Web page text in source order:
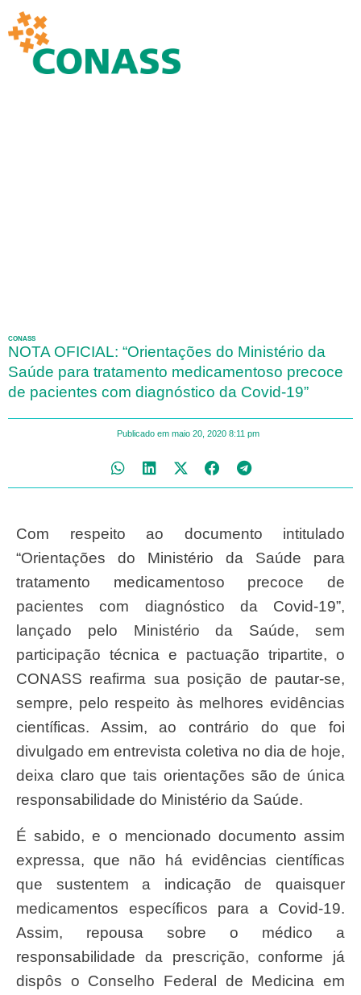
CONASS
NOTA OFICIAL: “Orientações do Ministério da
Saúde para tratamento medicamentoso precoce
de pacientes com diagnóstico da Covid-19”
Publicado em maio 20, 2020 8:11 pm
Com respeito ao documento intitulado
“Orientações do Ministério da Saúde para
tratamento medicamentoso precoce de
pacientes com diagnóstico da Covid-19”,
lançado pelo Ministério da Saúde, sem
participação técnica e pactuação tripartite, o
CONASS reafirma sua posição de pautar-se,
sempre, pelo respeito às melhores evidências
científicas. Assim, ao contrário do que foi
divulgado em entrevista coletiva no dia de hoje,
deixa claro que tais orientações são de única
responsabilidade do Ministério da Saúde.
É sabido, e o mencionado documento assim
expressa, que não há evidências científicas
que sustentem a indicação de quaisquer
medicamentos específicos para a Covid-19.
Assim, repousa sobre o médico a
responsabilidade da prescrição, conforme já
dispôs o Conselho Federal de Medicina em